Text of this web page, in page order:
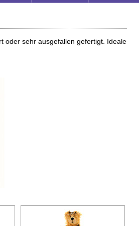
oder sehr ausgefallen gefertigt. Ideale